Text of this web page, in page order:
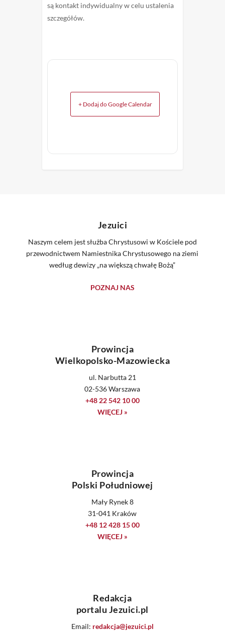
są kontakt indywidualny w celu ustalenia
szczegółów.
+ Dodaj do Google Calendar
Jezuici
Naszym celem jest służba Chrystusowi w Kościele pod
przewodnictwem Namiestnika Chrystusowego na ziemi
według dewizy „na większą chwałę Bożą”
POZNAJ NAS
Prowincja
Wielkopolsko-Mazowiecka
ul. Narbutta 21
02-536 Warszawa
+48 22 542 10 00
WIĘCEJ »
Prowincja
Polski Południowej
Mały Rynek 8
31-041 Kraków
+48 12 428 15 00
WIĘCEJ »
Redakcja
portalu Jezuici.pl
Email: redakcja@jezuici.pl